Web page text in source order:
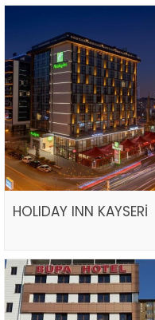
HOLIDAY INN KAYSERİ